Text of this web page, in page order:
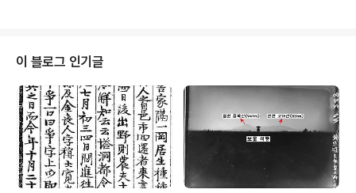
공산 양측이 군사분계선(휴전선)의 말뚝을 박고 있다.정 청
장은 “비무장지대 일원이 유네스코 세계유산 등재기준인
‘탁월한 가치(OUV·Outstanding Universal Value)’에
부합하는 논리를 도출하고, 오는 11월 잠정목록 신청서 작
성을 마무리하는 것이 올해 목표”라고 밝혔다. 남북간 협의
가 제대로 진행되어 올해..
이 블로그 인기글